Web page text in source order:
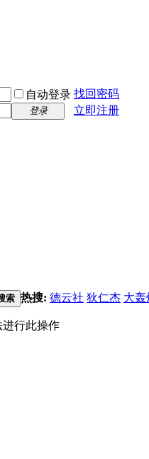
自动登录 找回密码
登录 立即注册
索 热搜: 德云社 狄仁杰 大轰
行此操作